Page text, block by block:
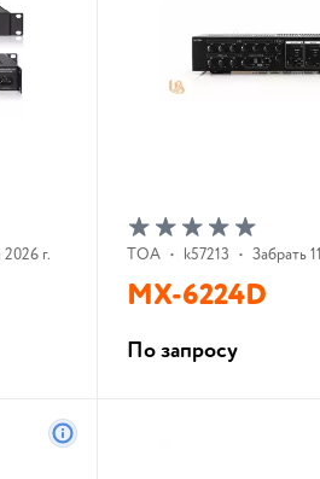
г. TOA • k57213 • Забрать
MX-6224D
По запросу